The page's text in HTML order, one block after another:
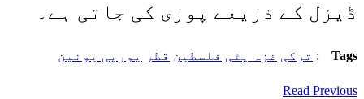
ڈیزل کے ذریعے پوری کی جاتی ہے۔
Tags
: ترکی غزہ پٹی فلسطین قطر یورپی یونین
Read Previous